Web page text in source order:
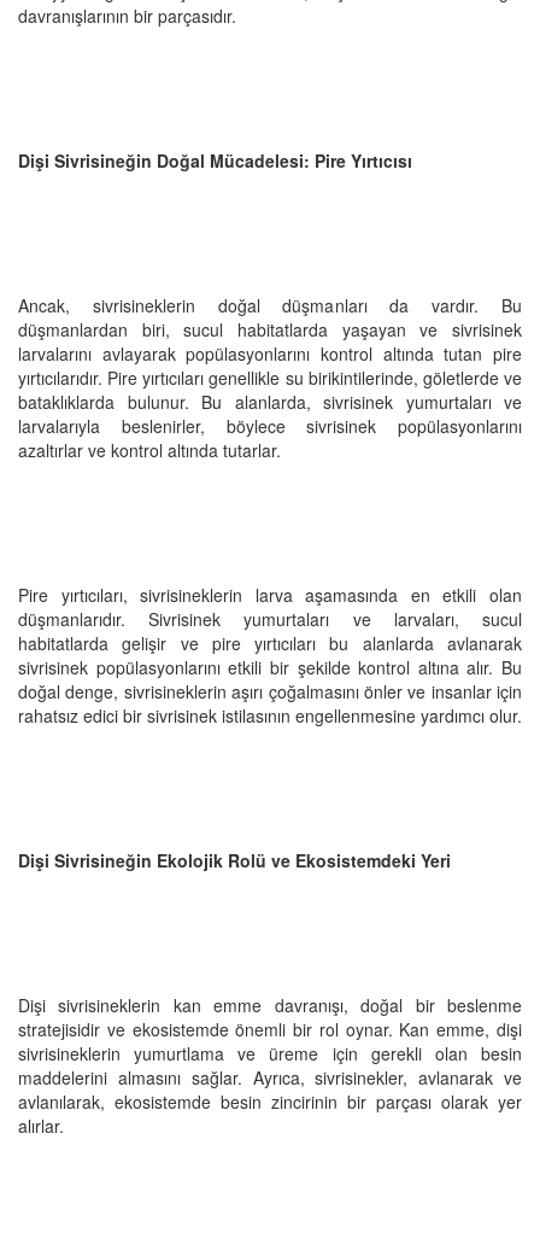
davranışlarının bir parçasıdır.
Dişi Sivrisineğin Doğal Mücadelesi: Pire Yırtıcısı
Ancak, sivrisineklerin doğal düşmanları da vardır. Bu
düşmanlardan biri, sucul habitatlarda yaşayan ve sivrisinek
larvalarını avlayarak popülasyonlarını kontrol altında tutan pire
yırtıcılarıdır. Pire yırtıcıları genellikle su birikintilerinde, göletlerde ve
bataklıklarda bulunur. Bu alanlarda, sivrisinek yumurtaları ve
larvalarıyla beslenirler, böylece sivrisinek popülasyonlarını
azaltırlar ve kontrol altında tutarlar.
Pire yırtıcıları, sivrisineklerin larva aşamasında en etkili olan
düşmanlarıdır. Sivrisinek yumurtaları ve larvaları, sucul
habitatlarda gelişir ve pire yırtıcıları bu alanlarda avlanarak
sivrisinek popülasyonlarını etkili bir şekilde kontrol altına alır. Bu
doğal denge, sivrisineklerin aşırı çoğalmasını önler ve insanlar için
rahatsız edici bir sivrisinek istilasının engellenmesine yardımcı olur.
Dişi Sivrisineğin Ekolojik Rolü ve Ekosistemdeki Yeri
Dişi sivrisineklerin kan emme davranışı, doğal bir beslenme
stratejisidir ve ekosistemde önemli bir rol oynar. Kan emme, dişi
sivrisineklerin yumurtlama ve üreme için gerekli olan besin
maddelerini almasını sağlar. Ayrıca, sivrisinekler, avlanarak ve
avlanılarak, ekosistemde besin zincirinin bir parçası olarak yer
alırlar.